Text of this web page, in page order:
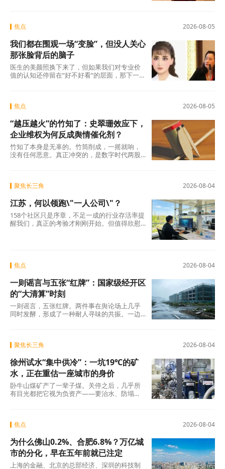
2026-08-05
焦点
我们都在围观一场“变脸”，但没人关心
那张脸背后的脑子
医生的美颜照换下来了，但如果我们对专业价
值的认知还停留在“好不好看”的层面，那下一
2026-08-05
焦点
“越压越火”的竹知了：史翠珊效应下，
企业维权为何反成舆情催化剂？
竹知了本身是无辜的。竹筒削成，一摇就响，
没有任何恶意。真正冲突的，是数字时代两股
2026-08-04
聚焦长三角
江苏，何以领跑\"一人公司\"？
158个社区只是序章，不足一成的行业存活率提
醒我们，真正的考验才刚刚开始。但值得欣慰
2026-08-04
焦点
一则谣言与五张“红牌”：国家级经开区
的“大清算”时刻
一则谣言，五张红牌。两件事在舆论场上几乎
同时发酵，形成了一种耐人寻味的共振。一边
2026-08-04
聚焦长三角
徐州试水“集中供冷”：一坑19℃的矿
水，正在重估一座城市的身价
卧牛山煤矿产了一辈子煤。关停之后，几乎所
有目光都把它视为负资产——要治水、防塌
2026-08-04
焦点
为什么佛山0.2%、合肥6.8%？万亿城
市的分化，早在五年前就已注定
上海的金融、北京的总部经济、深圳的科技制